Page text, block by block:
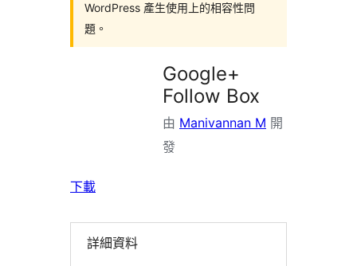
WordPress 產生使用上的相容性問
題。
Google+
Follow Box
由 Manivannan M 開
發
下載
詳細資料